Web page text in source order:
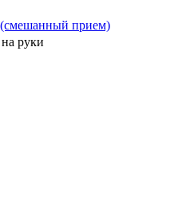
(смешанный прием)
на руки